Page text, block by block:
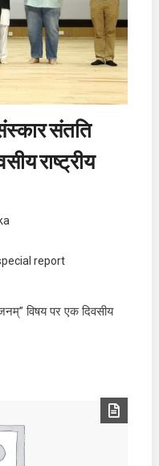
संतति
राष्ट्रीय
report
विषय पर एक दिवसीय